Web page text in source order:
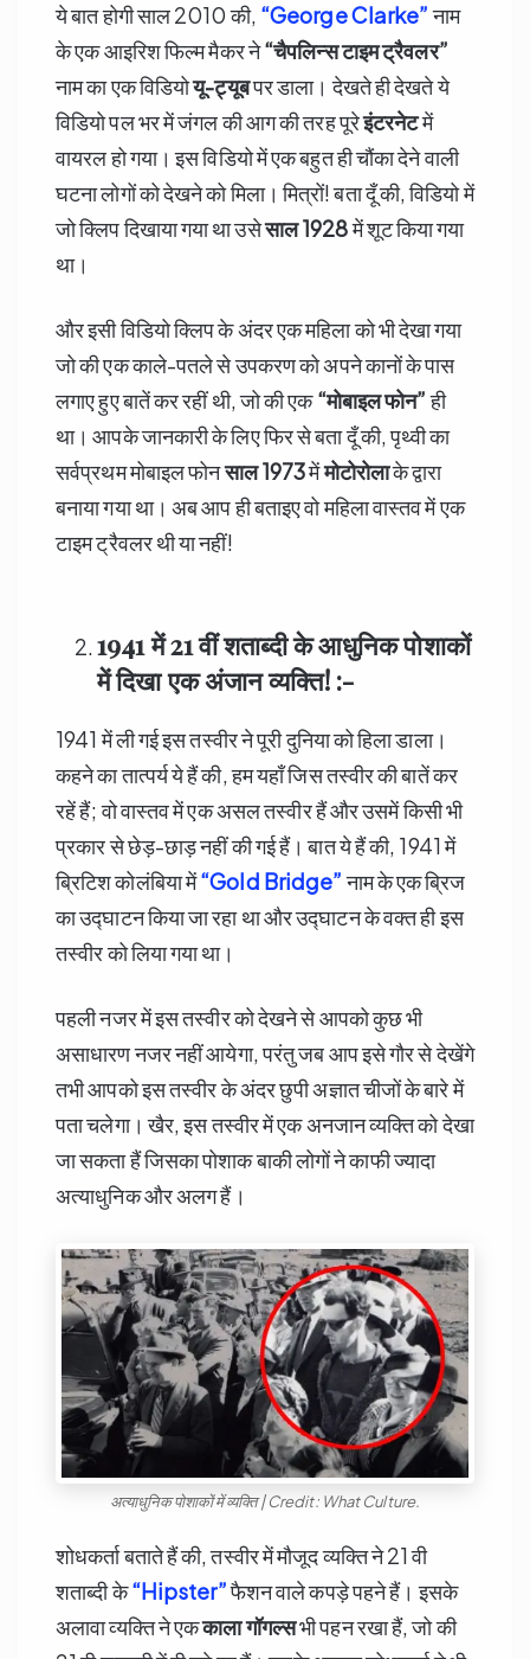
ये बात होगी साल 2010 की, “George Clarke”नाम
के एक आइरिश फिल्म मैकर ने“चैपलिन्स टाइम ट्रैवलर”
नाम का एक विडियोयू-ट्यूबपर डाला। देखते ही देखते ये
विडियो पल भर में जंगल की आग की तरह पूरेइंटरनेटमें
वायरल हो गया। इस विडियो में एक बहुत ही चौंका देने वाली
घटना लोगों को देखने को मिला। मित्रों! बता दूँ की, विडियो में
जो क्लिप दिखाया गया था उसेसाल1928में शूट किया गया
था।
और इसी विडियो क्लिप के अंदर एक महिला को भी देखा गया
जो की एक काले-पतले से उपकरण को अपने कानों के पास
लगाए हुए बातें कर रहीं थी, जो की एक“मोबाइल फोन”ही
था। आपके जानकारी के लिए फिर से बता दूँ की, पृथ्वी का
सर्वप्रथम मोबाइल फोनसाल1973मेंमोटोरोलाके द्वारा
बनाया गया था। अब आप ही बताइए वो महिला वास्तव में एक
टाइम ट्रैवलर थी या नहीं!
1941में21वीं शताब्दी के आधुनिक पोशाकों
में दिखा एक अंजान व्यक्ति! :-
1941 में ली गई इस तस्वीर ने पूरी दुनिया को हिला डाला।
कहने का तात्पर्य ये हैं की, हम यहाँ जिस तस्वीर की बातें कर
रहें हैं; वो वास्तव में एक असल तस्वीर हैं और उसमें किसी भी
प्रकार से छेड़-छाड़ नहीं की गई हैं। बात ये हैं की, 1941 में
ब्रिटिश कोलंबिया में“Gold Bridge”नाम के एक ब्रिज
का उद्घाटन किया जा रहा था और उद्घाटन के वक्त ही इस
तस्वीर को लिया गया था।
पहली नजर में इस तस्वीर को देखने से आपको कुछ भी
असाधारण नजर नहीं आयेगा, परंतु जब आप इसे गौर से देखेंगे
तभी आपको इस तस्वीर के अंदर छुपी अज्ञात चीजों के बारे में
पता चलेगा। खैर, इस तस्वीर में एक अनजान व्यक्ति को देखा
जा सकता हैं जिसका पोशाक बाकी लोगों ने काफी ज्यादा
अत्याधुनिक और अलग हैं।
अत्याधुनिक पोशाकों में व्यक्ति | Credit: What Culture.
शोधकर्ता बताते हैं की, तस्वीर में मौजूद व्यक्ति ने 21 वी
शताब्दी के“Hipster”फैशन वाले कपड़े पहने हैं। इसके
अलावा व्यक्ति ने एककाला गॉगल्सभी पहन रखा हैं, जो की